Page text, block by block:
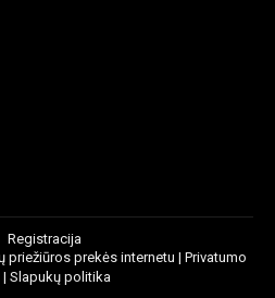
Registracija
priežiūros prekės internetu | Privatumo
| Slapukų politika